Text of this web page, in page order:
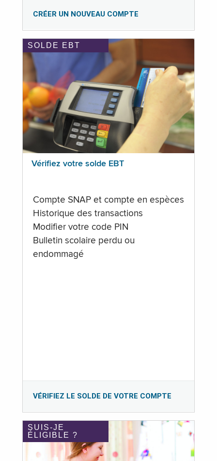
CRÉER UN NOUVEAU COMPTE
SOLDE EBT
Vérifiez votre solde EBT
Compte SNAP et compte en espèces
Historique des transactions
Modifier votre code PIN
Bulletin scolaire perdu ou
endommagé
VÉRIFIEZ LE SOLDE DE VOTRE COMPTE
SUIS-JE
ÉLIGIBLE ?